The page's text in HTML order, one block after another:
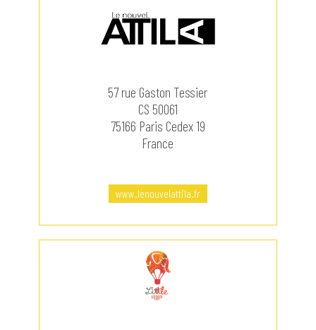
57 rue Gaston Tessier
CS 50061
75166 Paris Cedex 19
France
www.lenouvelattila.fr